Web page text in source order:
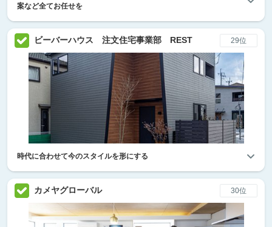
案など全てお任せを
ビーバーハウス 注文住宅事業部 REST 29位
時代に合わせて今のスタイルを形にする
カメヤグローバル 30位